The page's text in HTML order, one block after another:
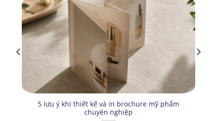
5 lưu ý khi thiết kế và in brochure mỹ phẩm
chuyên nghiệp